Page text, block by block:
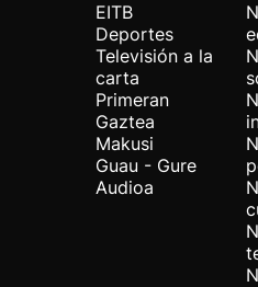
EITB
Deportes
Televisión a la
carta
Primeran
Gaztea
Makusi
Guau - Gure
Audioa